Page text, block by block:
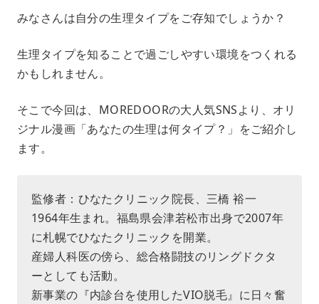
みなさんは自分の生理タイプをご存知でしょうか？
生理タイプを知ることで過ごしやすい環境をつくれる
かもしれません。
そこで今回は、MOREDOORの大人気SNSより、オリ
ジナル漫画「あなたの生理は何タイプ？」をご紹介し
ます。
監修者：ひなたクリニック院長、三橋 裕一
1964年生まれ。福島県会津若松市出身で2007年
に札幌でひなたクリニックを開業。
産婦人科医の傍ら、総合格闘技のリングドクタ
ーとしても活動。
新事業の『内診台を使用したVIO脱毛』に日々奮